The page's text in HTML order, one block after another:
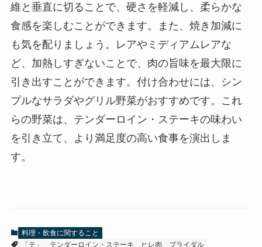
維と垂直に切ることで、硬さを軽減し、柔らかな
食感を楽しむことができます。また、焼き加減に
も気を配りましょう。レアやミディアムレアな
ど、加熱しすぎないことで、肉の旨味を最大限に
引き出すことができます。付け合わせには、シン
プルなサラダやグリル野菜がおすすめです。これ
らの野菜は、テンダーロイン・ステーキの味わい
を引き立て、より満足度の高い食事を演出しま
す。
料理・飲食に関すること
「テ」
テンダーロイン・ステーキ ヒレ肉
ブライダル